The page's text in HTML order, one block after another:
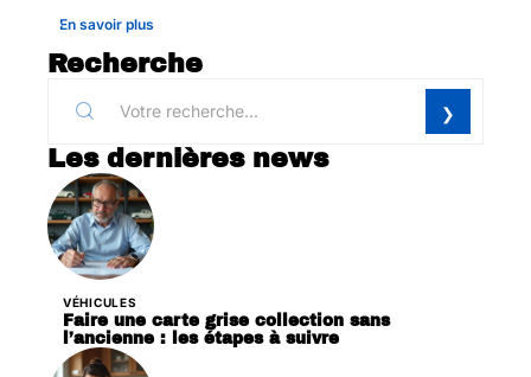
En savoir plus
Recherche
Les dernières news
VÉHICULES
Faire une carte grise collection sans
l’ancienne : les étapes à suivre